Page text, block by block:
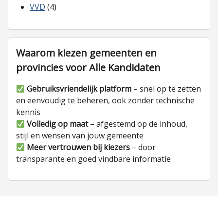
VVD (4)
Waarom kiezen gemeenten en
provincies voor Alle Kandidaten
Gebruiksvriendelijk platform – snel op te zetten
en eenvoudig te beheren, ook zonder technische
kennis
Volledig op maat– afgestemd op de inhoud,
stijl en wensen van jouw gemeente
Meer vertrouwen bij kiezers – door
transparante en goed vindbare informatie